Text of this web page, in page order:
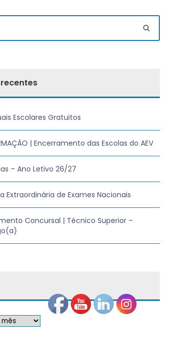
Escolares Gratuitos
| Encerramento das Escolas do AEV
– Ano Letivo 26/27
Extraordinária de Exames Nacionais
Concursal | Técnico Superior –